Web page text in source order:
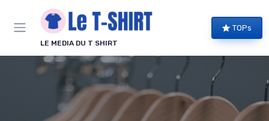
LE MEDIA DU T SHIRT
TOPs
Panneau de gestion des cookies